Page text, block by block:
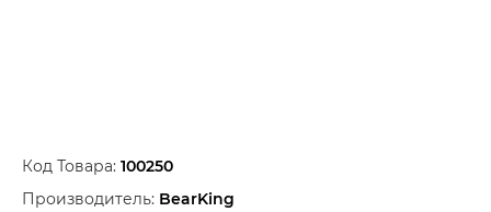
Код Товара: 100250
Производитель: BearKing